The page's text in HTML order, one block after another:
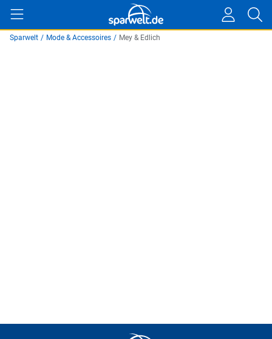
Sparwelt / Mode & Accessoires / Mey & Edlich